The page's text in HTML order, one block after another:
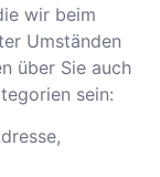
wir beim
Umständen
über Sie auch
sein: